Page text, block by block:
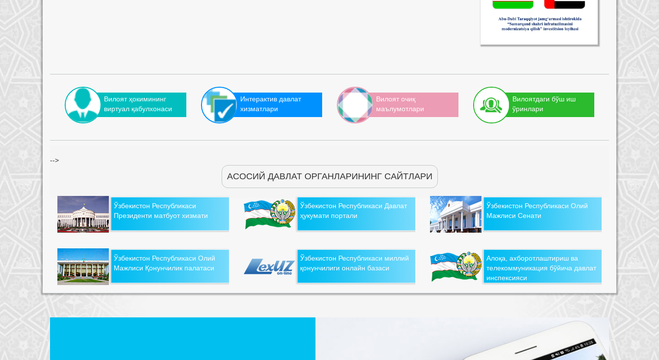
Вилоят ҳокимининг
виртуал қабулхонаси
Интерактив давлат
хизматлари
Вилоят очиқ
маълумотлари
Вилоятдаги бўш иш
ўринлари
-->
АСОСИЙ ДАВЛАТ ОРГАНЛАРИНИНГ САЙТЛАРИ
Ўзбекистон Республикаси
Президенти матбуот хизмати
Ўзбекистон Республикаси Давлат
ҳукумати портали
Ўзбекистон Республикаси Олий
Мажлиси Сенати
Ўзбекистон Республикаси Олий
Мажлиси Қонунчилик палатаси
Ўзбекистон Республикаси миллий
қонунчилиги онлайн базаси
Алоқа, ахборотлаштириш ва
телекоммуникация бўйича давлат
инспексияси